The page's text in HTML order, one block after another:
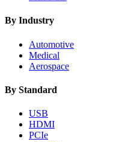
By Industry
Automotive
Medical
Aerospace
By Standard
USB
HDMI
PCIe